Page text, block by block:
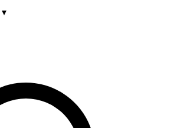
▾